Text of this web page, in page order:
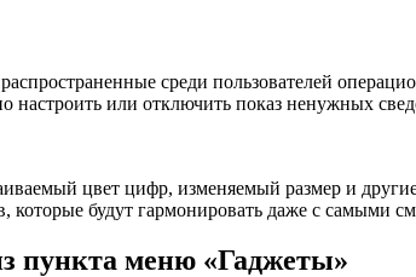
среди пользователей
или отключить показ ненужных
цвет цифр, изменяемый размер и
будут гармонировать даже с самыми
пункта меню «Гаджеты»